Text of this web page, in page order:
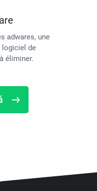
adwares, une
logiciel de
éliminer.